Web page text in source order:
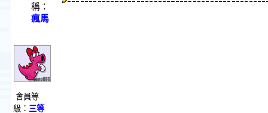
稱：
瘋馬
會員等
級： 三等